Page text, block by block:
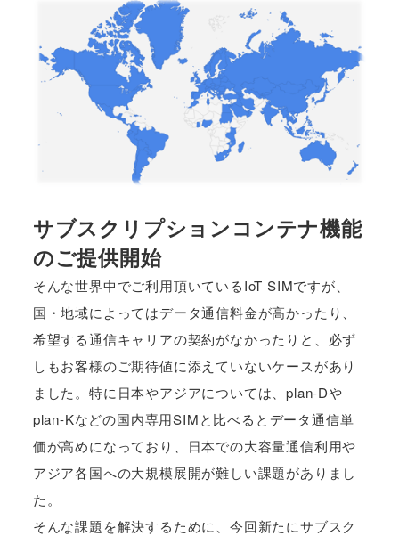
サブスクリプションコンテナ機能
のご提供開始
そんな世界中でご利用頂いているIoT SIMですが、
国・地域によってはデータ通信料金が高かったり、
希望する通信キャリアの契約がなかったりと、必ず
しもお客様のご期待値に添えていないケースがあり
ました。特に日本やアジアについては、plan-Dや
plan-Kなどの国内専用SIMと比べるとデータ通信単
価が高めになっており、日本での大容量通信利用や
アジア各国への大規模展開が難しい課題がありまし
た。
そんな課題を解決するために、今回新たにサブスク